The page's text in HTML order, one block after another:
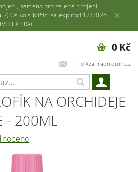
semena pro zelené hnojení.
:-) Osivo s blížící se expirací 12/2026
EXPIRACE.
info@zahradnidum.cz
0 Kč
NA ORCHIDEJE
- 200ML